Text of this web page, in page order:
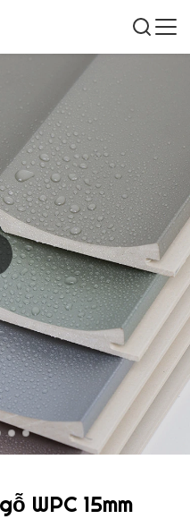
WPC 15mm